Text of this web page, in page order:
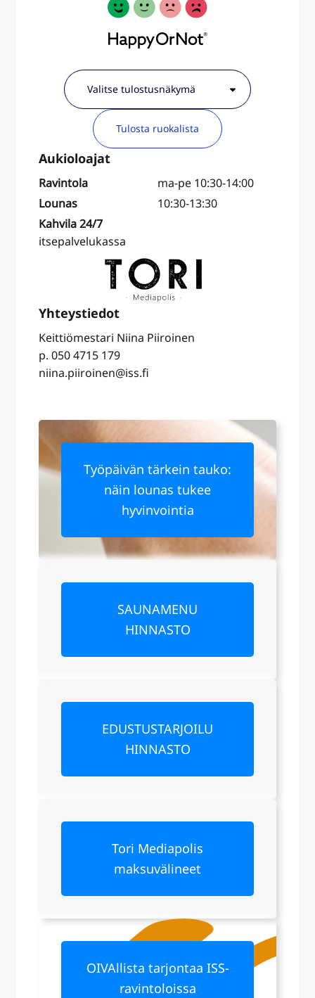
Tulosta ruokalista
Ravintola
ma-pe 10:30-14:00
Lounas
10:30-13:30
Kahvila 24/7
itsepalvelukassa
Keittiömestari Niina Piiroinen
p. 050 4715 179
niina.piiroinen@iss.fi
Työpäivän tärkein tauko:
näin lounas tukee
hyvinvointia
SAUNAMENU
HINNASTO
EDUSTUSTARJOILU
HINNASTO
Tori Mediapolis
maksuvälineet
OIVAllista tarjontaa ISS-
ravintoloissa